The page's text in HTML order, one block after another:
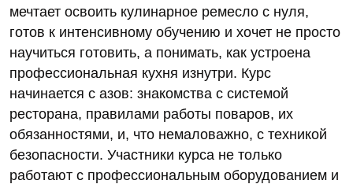
мечтает освоить кулинарное ремесло с нуля,
готов к интенсивному обучению и хочет не просто
научиться готовить, а понимать, как устроена
профессиональная кухня изнутри. Курс
начинается с азов: знакомства с системой
ресторана, правилами работы поваров, их
обязанностями, и, что немаловажно, с техникой
безопасности. Участники курса не только
работают с профессиональным оборудованием и